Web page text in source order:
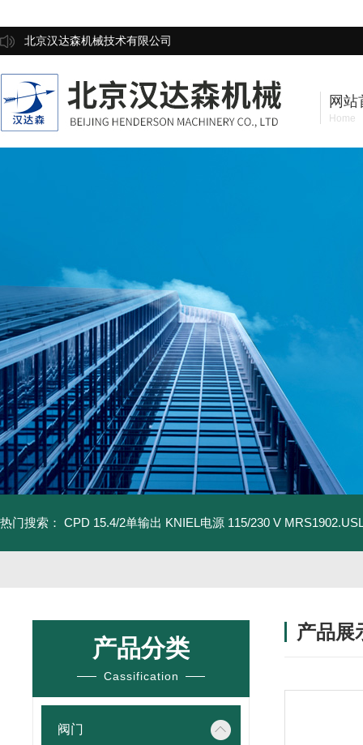
北京汉达森机械技术有限公司
网站
Home
热门搜索： CPD 15.4/2单输出 KNIEL电源 115/230 V
产品分类
Cassification
阀门
产品展